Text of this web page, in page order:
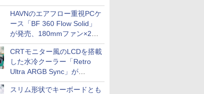
HAVNのエアフロー重視PCケ
ース「BF 360 Flow Solid」
が発売、180mmファン×2搭
載
CRTモニター風のLCDを搭載
した水冷クーラー「Retro
Ultra ARGB Sync」が
Thermaltakeから
スリム形状でキーボードとも